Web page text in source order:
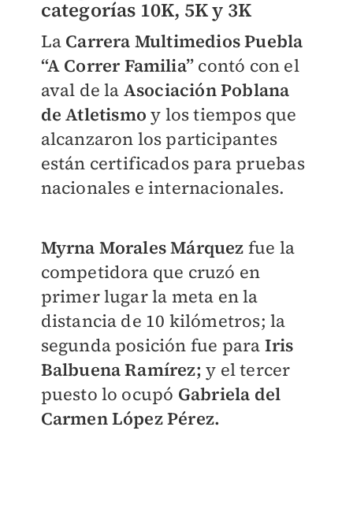
categorías 10K, 5K y 3K
LaCarrera Multimedios Puebla
“A Correr Familia” contó con el
aval de la Asociación Poblana
de Atletismoy los tiempos que
alcanzaron los participantes
están certificados para pruebas
nacionales e internacionales.
Myrna Morales Márquez fue la
competidora que cruzó en
primer lugar la meta en la
distancia de 10 kilómetros; la
segunda posición fue para Iris
Balbuena Ramírez; y el tercer
puesto lo ocupó Gabriela del
Carmen López Pérez.